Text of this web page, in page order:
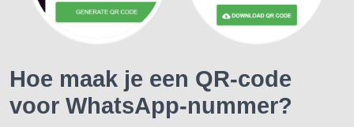
Hoe maak je een QR-code
voor WhatsApp-nummer?